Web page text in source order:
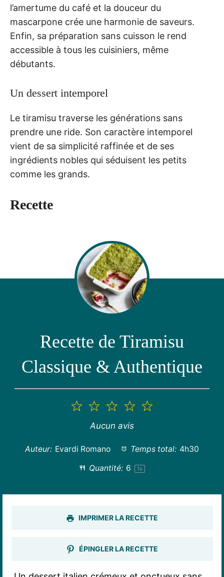
l’amertume du café et la douceur du
mascarpone crée une harmonie de saveurs.
Enfin, sa préparation sans cuisson le rend
accessible à tous les cuisiniers, même
débutants.
Un dessert intemporel
Le tiramisu traverse les générations sans
prendre une ride. Son caractère intemporel
vient de sa simplicité raffinée et de ses
ingrédients nobles qui séduisent les petits
comme les grands.
Recette
Recette de Tiramisu
Classique & Authentique
5
4
3
étoiles
2
étoiles
1
étoile
Aucun avis
Auteur: Evardi Romano Temps total: 4h30
Quantité: 6 1x
IMPRIMER LA RECETTE
ÉPINGLER LA RECETTE